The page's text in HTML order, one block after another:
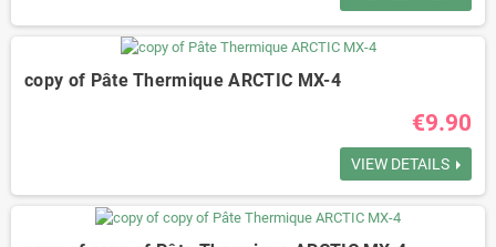
copy of Pâte Thermique ARCTIC MX-4
€9.90
VIEW DETAILS